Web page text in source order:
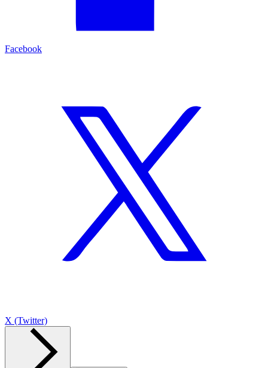
Facebook
X (Twitter)